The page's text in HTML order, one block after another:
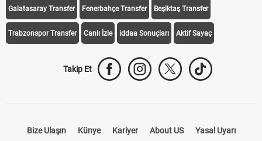
Galatasaray Transfer Fenerbahçe Transfer Beşiktaş Transfer
Trabzonspor Transfer Canlı İzle iddaa Sonuçları Aktif Sayaç
Takip Et
Bize Ulaşın Künye Kariyer About US Yasal Uyarı